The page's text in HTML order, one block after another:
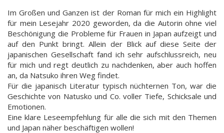
Im Großen und Ganzen ist der Roman für mich ein Highlight
für mein Lesejahr 2020 geworden, da die Autorin ohne viel
Beschönigung die Probleme für Frauen in Japan aufzeigt und
auf den Punkt bringt. Allein der Blick auf diese Seite der
japanischen Gesellschaft fand ich sehr aufschlussreich, neu
für mich und regt deutlich zu nachdenken, aber auch hoffen
an, da Natsuko ihren Weg findet.
Für die japanisch Literatur typisch nüchternen Ton, war die
Geschichte von Natusko und Co. voller Tiefe, Schicksale und
Emotionen.
Eine klare Leseempfehlung für alle die sich mit den Themen
und Japan näher beschäftigen wollen!